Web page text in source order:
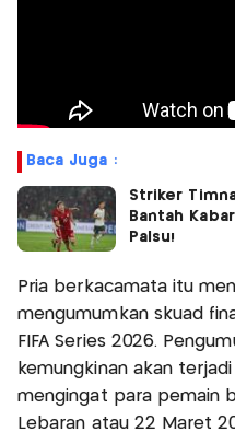
Baca Juga :
Striker
Bantah
Palsu!
Pria berkacamata itu
mengumumkan skuad
FIFA Series 2026.
kemungkinan akan
mengingat para pemain
Lebaran atau 22 Maret